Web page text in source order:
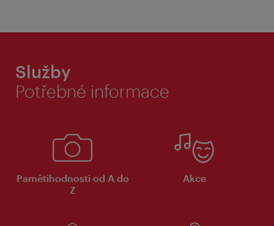
Služby
Potřebné informace
Pamětihodnosti od A do
Z
Akce